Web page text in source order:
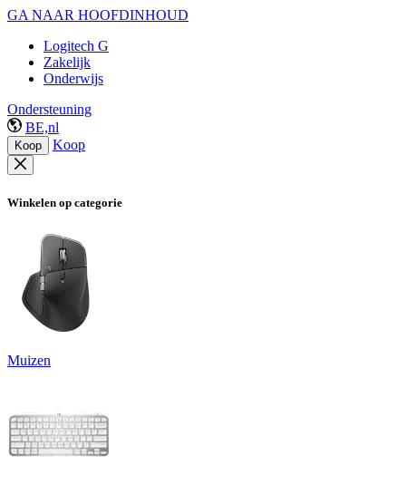
GA NAAR HOOFDINHOUD
Logitech G
Zakelijk
Onderwijs
Ondersteuning
BE,nl
Koop Koop
Winkelen op categorie
Muizen